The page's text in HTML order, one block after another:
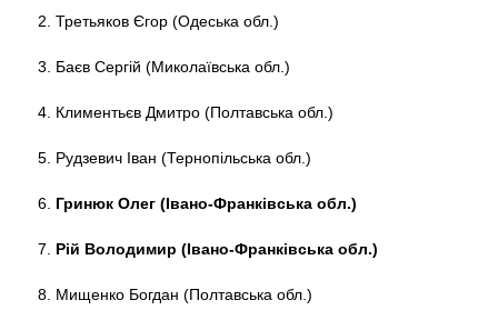
2. Третьяков Єгор (Одеська обл.)
3. Баєв Сергій (Миколаївська обл.)
4. Климентьєв Дмитро (Полтавська обл.)
5. Рудзевич Іван (Тернопільська обл.)
6. Гринюк Олег (Івано-Франківська обл.)
7. Рій Володимир (Івано-Франківська обл.)
8. Мищенко Богдан (Полтавська обл.)